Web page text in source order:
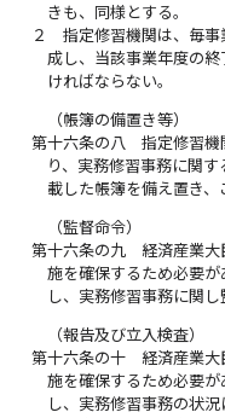
きも、同様とする。
２
指定修習機関は、毎
成し、当該事業年度の
ければならない。
（帳簿の備置き等）
第十六条の八
指定修習機
り、実務修習事務に関
載した帳簿を備え置き、
（監督命令）
第十六条の九
経済産業
施を確保するため必要
し、実務修習事務に関
（報告及び立入検査）
第十六条の十
経済産業
施を確保するため必要
し、実務修習事務の状